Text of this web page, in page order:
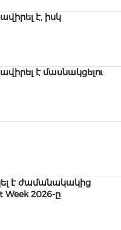
է, իսկ
է մասնակցելու
է ժամանակակից
2026-ը